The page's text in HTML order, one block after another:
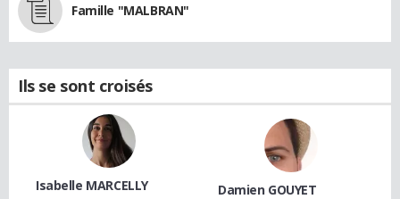
Famille "MALBRAN"
Ils se sont croisés
Isabelle MARCELLY Damien GOUYET